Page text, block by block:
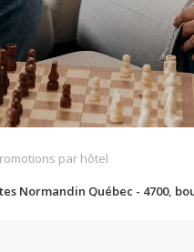
par hôtel